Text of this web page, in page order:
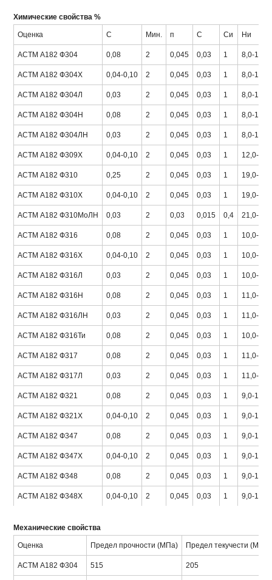
Химические свойства %
Оценка С Мин. п С Си Ни
АСТМ А182 Ф304 0,08 2 0,045 0,03 1 8,0-11,0
АСТМ А182 Ф304Х 0,04-0,10 2 0,045 0,03 1 8,0-11,0
АСТМ А182 Ф304Л 0,03 2 0,045 0,03 1 8,0-13,0
АСТМ А182 Ф304Н 0,08 2 0,045 0,03 1 8,0-10,5
АСТМ А182 Ф304ЛН 0,03 2 0,045 0,03 1 8,0-10,5
АСТМ А182 Ф309Х 0,04-0,10 2 0,045 0,03 1 12,0-
АСТМ А182 Ф310 0,25 2 0,045 0,03 1 19,0-
АСТМ А182 Ф310Х 0,04-0,10 2 0,045 0,03 1 19,0-
АСТМ А182 Ф310МоЛН 0,03 2 0,03 0,015 0,4 21,0-
АСТМ А182 Ф316 0,08 2 0,045 0,03 1 10,0-
АСТМ А182 Ф316Х 0,04-0,10 2 0,045 0,03 1 10,0-
АСТМ А182 Ф316Л 0,03 2 0,045 0,03 1 10,0-
АСТМ А182 Ф316Н 0,08 2 0,045 0,03 1 11,0-
АСТМ А182 Ф316ЛН 0,03 2 0,045 0,03 1 11,0-
АСТМ А182 Ф316Ти 0,08 2 0,045 0,03 1 10,0-
АСТМ А182 Ф317 0,08 2 0,045 0,03 1 11,0-
АСТМ А182 Ф317Л 0,03 2 0,045 0,03 1 11,0-
АСТМ А182 Ф321 0,08 2 0,045 0,03 1 9,0-12,0
АСТМ А182 Ф321Х 0,04-0,10 2 0,045 0,03 1 9,0-12,0
АСТМ А182 Ф347 0,08 2 0,045 0,03 1 9,0-13,0
АСТМ А182 Ф347Х 0,04-0,10 2 0,045 0,03 1 9,0-13,0
АСТМ А182 Ф348 0,08 2 0,045 0,03 1 9,0-13,0
АСТМ А182 Ф348Х 0,04-0,10 2 0,045 0,03 1 9,0-13,0
Механические свойства
Оценка Предел прочности (МПа) Предел текучести (МПа)
АСТМ А182 Ф304 515 205